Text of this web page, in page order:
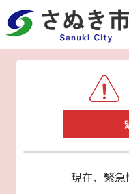
現在、緊急